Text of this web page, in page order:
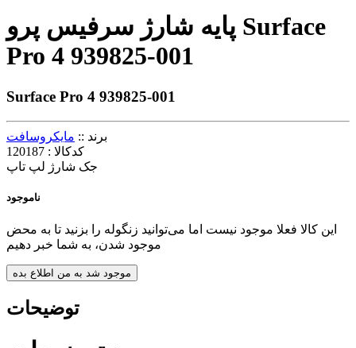
پایه شارژ سرفیس پرو Surface
Pro 4 939825-001
Surface Pro 4 939825-001
برند :: مایکروسافت
کدکالا : 120187
جک شارژ لپ تاپ
ناموجود
این کالا فعلا موجود نیست اما می‌توانید زنگوله را بزنید تا به محض
موجود شدن، به شما خبر دهیم
موجود شد به من اطلاع بده
توضیحات